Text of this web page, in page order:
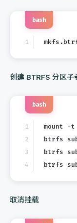
bash
创建 BTRFS 分区
mount -t
btrfs
btrfs
btrfs
bash
取消挂载